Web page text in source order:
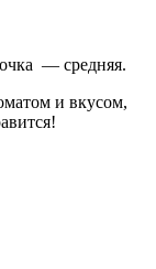
— средняя.
и вкусом,